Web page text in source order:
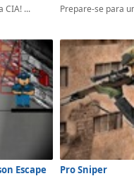
CIA! ... Prepare-se para
Escape Pro Sniper